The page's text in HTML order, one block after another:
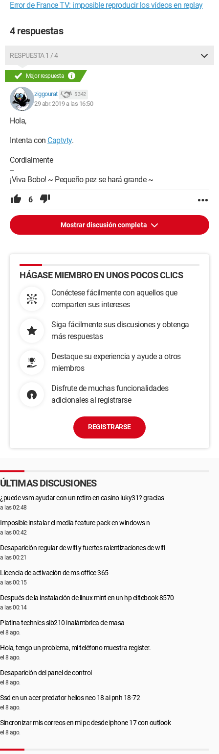
Error de France TV: imposible reproducir los vídeos en replay
4 respuestas
RESPUESTA 1 / 4
Mejor respuesta
ziggourat 5 342
29 abr. 2019 a las 16:50
Hola,
Intenta con Captvty.
Cordialmente
--
¡Viva Bobo! ~ Pequeño pez se hará grande ~
6
Mostrar discusión completa
HÁGASE MIEMBRO EN UNOS POCOS CLICS
Conéctese fácilmente con aquellos que
comparten sus intereses
Siga fácilmente sus discusiones y obtenga
más respuestas
Destaque su experiencia y ayude a otros
miembros
Disfrute de muchas funcionalidades
adicionales al registrarse
REGISTRARSE
ÚLTIMAS DISCUSIONES
¿puede vsm ayudar con un retiro en casino luky31? gracias
a las 02:48
Imposible instalar el media feature pack en windows n
a las 00:42
Desaparición regular de wifi y fuertes ralentizaciones de wifi
a las 00:21
Licencia de activación de ms office 365
a las 00:15
Después de la instalación de linux mint en un hp elitebook 8570
a las 00:14
Platina technics slb210 inalámbrica de masa
el 8 ago.
Hola, tengo un problema, mi teléfono muestra register.
el 8 ago.
Desaparición del panel de control
el 8 ago.
Ssd en un acer predator helios neo 18 ai pnh 18-72
el 8 ago.
Sincronizar mis correos en mi pc desde iphone 17 con outlook
el 8 ago.